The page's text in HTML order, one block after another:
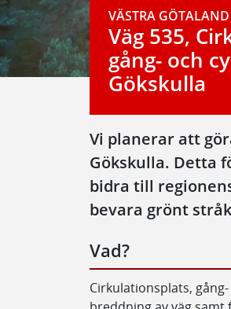
VÄSTRA GÖTALAND
Väg 535,
gång- och
Gökskulla
Vi planerar att
Gökskulla. Detta
bidra till
bevara grönt
Vad?
Cirkulationsplats,